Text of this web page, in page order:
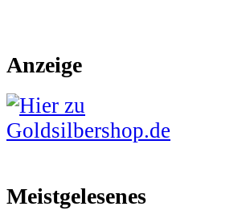
Anzeige
Meistgelesenes